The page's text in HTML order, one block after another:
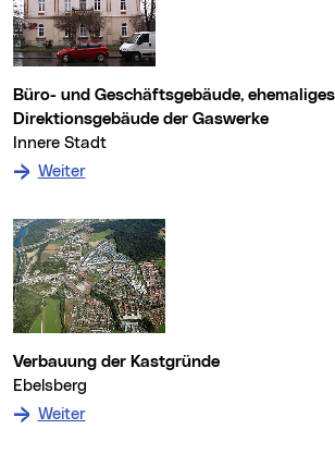
Büro- und Geschäftsgebäude, ehemaliges
Direktionsgebäude der Gaswerke
Innere Stadt
Weiter: zum Denkmal Büro- und
Verbauung der Kastgründe
Ebelsberg
Weiter: zum Denkmal Verbauung der